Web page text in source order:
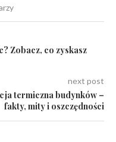
Zobacz, co zyskasz
next post
termiczna budynków –
fakty, mity i oszczędności